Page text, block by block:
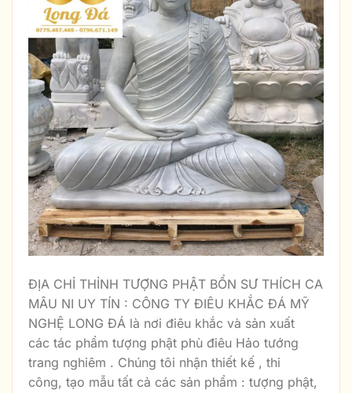
ĐỊA CHỈ THỈNH TƯỢNG PHẬT BỔN SƯ THÍCH CA
MÂU NI UY TÍN : CÔNG TY ĐIÊU KHẮC ĐÁ MỸ
NGHỆ LONG ĐÁ là nơi điêu khắc và sản xuất
các tác phẩm tượng phật phù điêu Hảo tướng
trang nghiêm . Chúng tôi nhận thiết kế , thi
công, tạo mẫu tất cả các sản phẩm : tượng phật,